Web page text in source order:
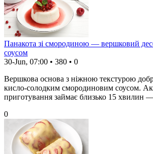
Панакота зі смородиною — вершковий
соусом
30-Jun, 07:00 • 380 • 0
Вершкова основа з ніжною текстурою
кисло-солодким смородиновим соусом.
приготування займає близько 15 хвилин
0